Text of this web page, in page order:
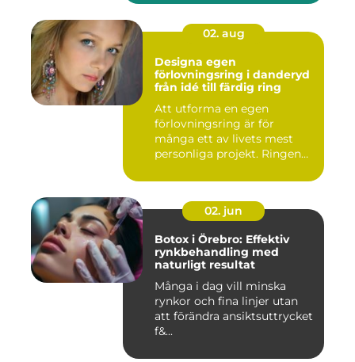
02. aug
Designa egen
förlovningsring i danderyd
från idé till färdig ring
Att utforma en egen
förlovningsring är för
många ett av livets mest
personliga projekt. Ringen
02. jun
Botox i Örebro: Effektiv
rynkbehandling med
naturligt resultat
Många i dag vill minska
rynkor och fina linjer utan
att förändra ansiktsuttrycket
f&...